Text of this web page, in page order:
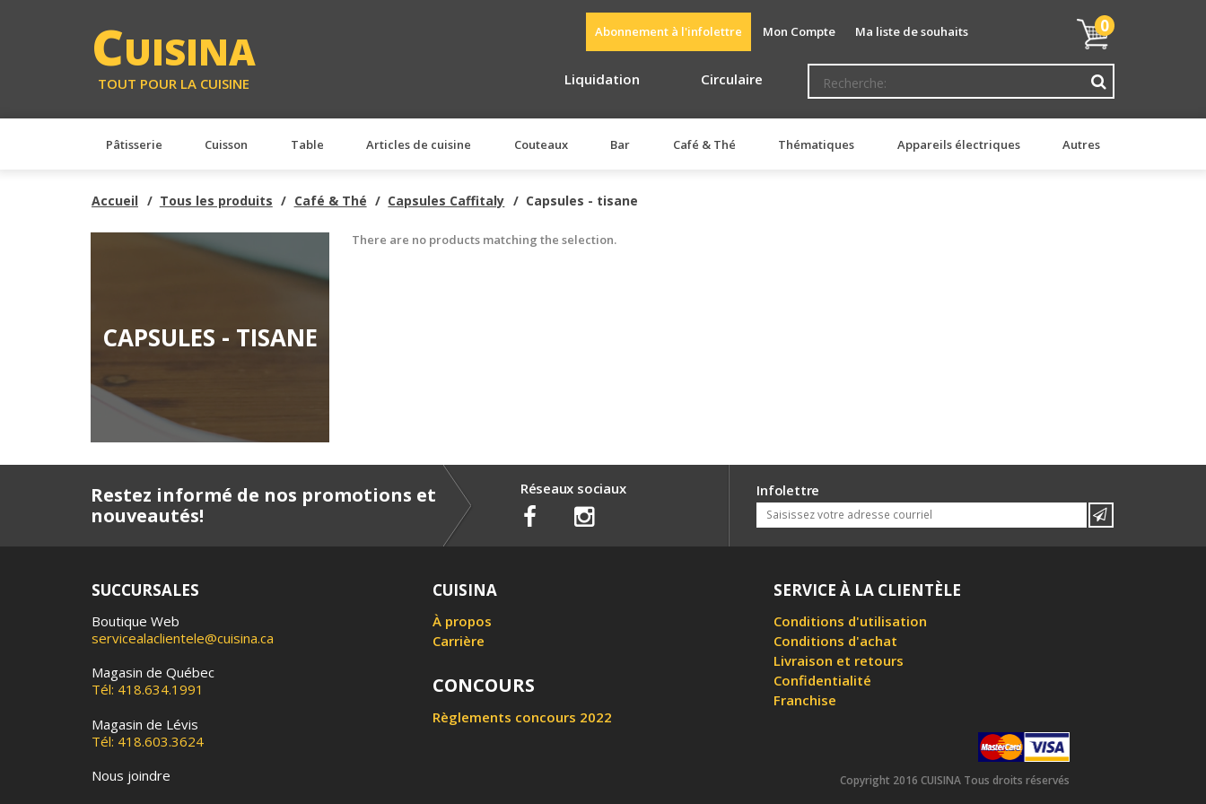
CUISINA
TOUT POUR LA CUISINE
Mon
panier
0
Abonnement à l'infolettre Mon Compte Ma liste de souhaits
Liquidation Circulaire
Pâtisserie Cuisson Table Articles de cuisine Couteaux Bar Café & Thé Thématiques Appareils électriques Autres
Accueil Tous les produits Café & Thé Capsules Caffitaly Capsules - tisane
CAPSULES - TISANE
There are no products matching the selection.
Restez informé de nos promotions et
nouveautés!
Réseaux sociaux Infolettre
SUCCURSALES
Boutique Web
servicealaclientele@cuisina.ca
Magasin de Québec
Tél: 418.634.1991
Magasin de Lévis
Tél: 418.603.3624
Nous joindre
CUISINA
À propos
Carrière
CONCOURS
Règlements concours 2022
SERVICE À LA CLIENTÈLE
Conditions d'utilisation
Conditions d'achat
Livraison et retours
Confidentialité
Franchise
Copyright 2016 CUISINA Tous droits réservés